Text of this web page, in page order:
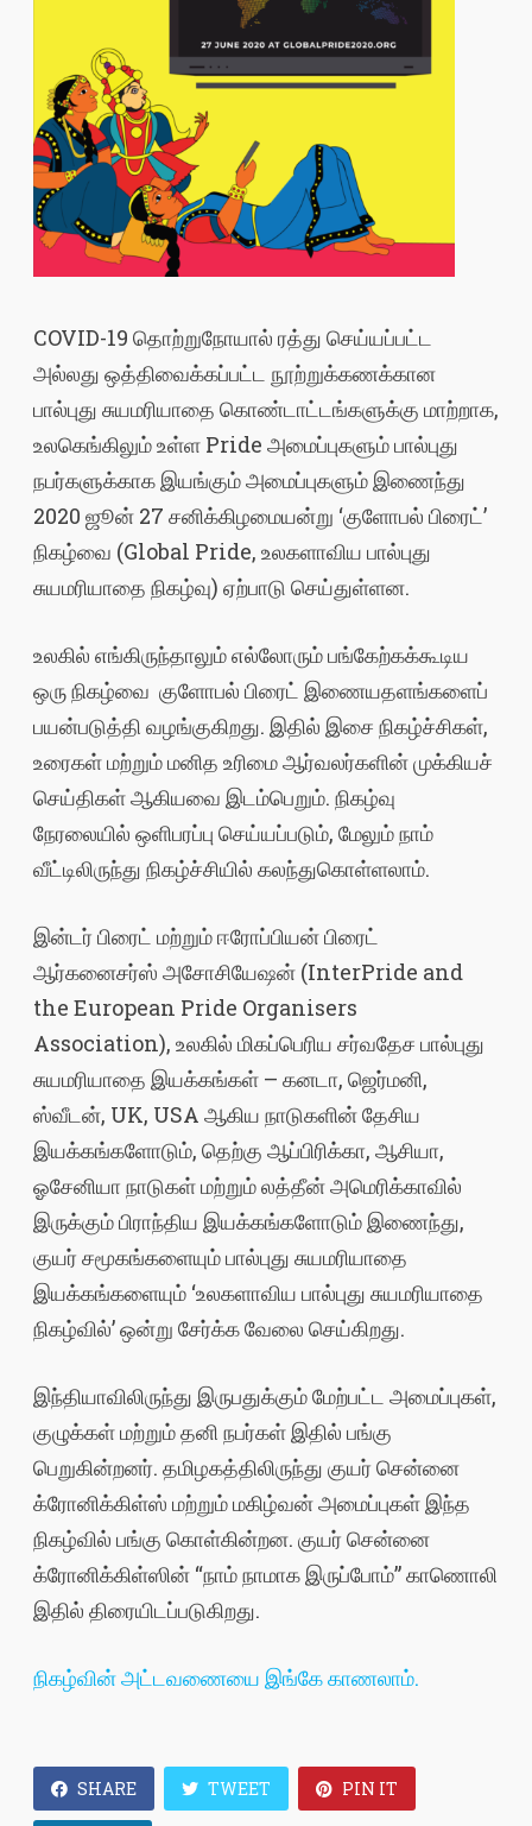
COVID-19 தொற்றுநோயால் ரத்து செய்யப்பட்ட
அல்லது ஒத்திவைக்கப்பட்ட நூற்றுக்கணக்கான
பால்புது சுயமரியாதை கொண்டாட்டங்களுக்கு மாற்றாக,
உலகெங்கிலும் உள்ள Pride அமைப்புகளும் பால்புது
நபர்களுக்காக இயங்கும் அமைப்புகளும் இணைந்து
2020 ஜூன் 27 சனிக்கிழமையன்று ‘குளோபல் பிரைட்’
நிகழ்வை (Global Pride, உலகளாவிய பால்புது
சுயமரியாதை நிகழ்வு) ஏற்பாடு செய்துள்ளன.
உலகில் எங்கிருந்தாலும் எல்லோரும் பங்கேற்கக்கூடிய
ஒரு நிகழ்வை குளோபல் பிரைட் இணையதளங்களைப்
பயன்படுத்தி வழங்குகிறது. இதில் இசை நிகழ்ச்சிகள்,
உரைகள் மற்றும் மனித உரிமை ஆர்வலர்களின் முக்கியச்
செய்திகள் ஆகியவை இடம்பெறும். நிகழ்வு
நேரலையில் ஒளிபரப்பு செய்யப்படும், மேலும் நாம்
வீட்டிலிருந்து நிகழ்ச்சியில் கலந்துகொள்ளலாம்.
இன்டர் பிரைட் மற்றும் ஈரோப்பியன் பிரைட்
ஆர்கனைசர்ஸ் அசோசியேஷன் (InterPride and
the European Pride Organisers
Association), உலகில் மிகப்பெரிய சர்வதேச பால்புது
சுயமரியாதை இயக்கங்கள் – கனடா, ஜெர்மனி,
ஸ்வீடன், UK, USA ஆகிய நாடுகளின் தேசிய
இயக்கங்களோடும், தெற்கு ஆப்பிரிக்கா, ஆசியா,
ஓசேனியா நாடுகள் மற்றும் லத்தீன் அமெரிக்காவில்
இருக்கும் பிராந்திய இயக்கங்களோடும் இணைந்து,
குயர் சமூகங்களையும் பால்புது சுயமரியாதை
இயக்கங்களையும் ‘உலகளாவிய பால்புது சுயமரியாதை
நிகழ்வில்’ ஒன்று சேர்க்க வேலை செய்கிறது.
இந்தியாவிலிருந்து இருபதுக்கும் மேற்பட்ட அமைப்புகள்,
குழுக்கள் மற்றும் தனி நபர்கள் இதில் பங்கு
பெறுகின்றனர். தமிழகத்திலிருந்து குயர் சென்னை
க்ரோனிக்கிள்ஸ் மற்றும் மகிழ்வன் அமைப்புகள் இந்த
நிகழ்வில் பங்கு கொள்கின்றன. குயர் சென்னை
க்ரோனிக்கிள்ஸின் “நாம் நாமாக இருப்போம்” காணொலி
இதில் திரையிடப்படுகிறது.
நிகழ்வின் அட்டவணையை இங்கே காணலாம்.
SHARE TWEET PIN IT